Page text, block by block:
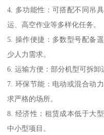
4. 多功能性：可搭配不同吊
运、高空作业等多样化任务。
5. 操作便捷：多数型号配备
少人力需求。
6. 运输方便：部分机型可拆卸
7. 环保节能：电动或混合动
求严格的场所。
8. 经济性：租赁成本低于大
中小型项目。